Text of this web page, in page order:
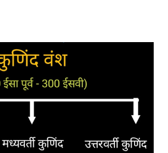
है । परीक्षाओं की दृष्टि से यह मान सकते हैं कि
की यात्रा पर आया था। संयोगवश उसकी
से हो जाती है। ब्रह्मदेव सोमचंद की राजोचित,
देखकर अत्यधिक प्रभावित हो जाता है। और अपनी